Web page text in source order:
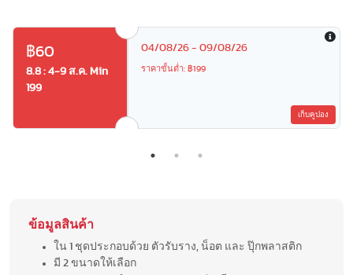
฿60
8.8 : 4-9 ส.ค. Min
199
04/08/26 - 09/08/26
ราคาขั้นต่ำ: ฿199
เก็บคูปอง
ข้อมูลสินค้า
ใน 1 ชุดประกอบด้วย ตัวรับราง, น็อต และ ปุ๊กพลาสติก
มี 2 ขนาดให้เลือก